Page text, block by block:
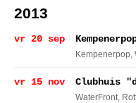
2013
vr 20 sep
Kempenerpop,
vr 15 nov Clubhuis
WaterFront,